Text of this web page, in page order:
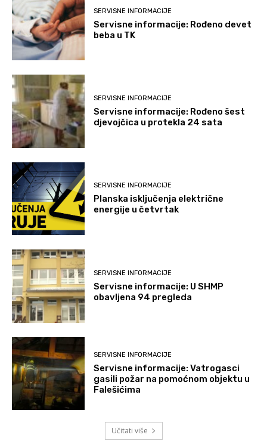
SERVISNE INFORMACIJE
Servisne informacije: Rođeno devet
beba u TK
SERVISNE INFORMACIJE
Servisne informacije: Rođeno šest
djevojčica u protekla 24 sata
SERVISNE INFORMACIJE
Planska isključenja električne
energije u četvrtak
SERVISNE INFORMACIJE
Servisne informacije: U SHMP
obavljena 94 pregleda
SERVISNE INFORMACIJE
Servisne informacije: Vatrogasci
gasili požar na pomoćnom objektu u
Falešićima
Učitati više